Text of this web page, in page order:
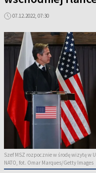
07.12.2022, 07:30
Szef MSZ rozpocznie w środę wizytę w
NATO, fot. Omar Marques/Getty Images